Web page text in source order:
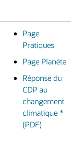
Page
Pratiques
Page Planète
Réponse du
CDP au
changement
climatique *
(PDF)